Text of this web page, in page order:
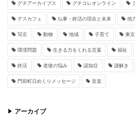
グチアーカイブス グチコレオンライン
デスカフェ 仏事・終活の現在と未来 他
写京 動物 地域 子育て 東
環境問題 生きる力をくれる言葉 福祉
終活 老後の悩み 認知症 謎解き
門前町日めくりメッセージ 音楽
アーカイブ